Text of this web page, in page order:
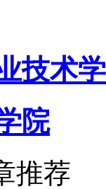
技术
院
推荐